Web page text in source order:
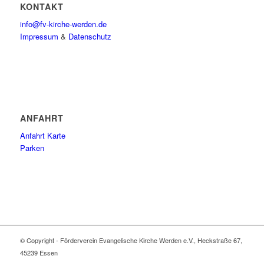
KONTAKT
info@fv-kirche-werden.de
Impressum & Datenschutz
ANFAHRT
Anfahrt Karte
Parken
© Copyright - Förderverein Evangelische Kirche Werden e.V., Heckstraße 67,
45239 Essen